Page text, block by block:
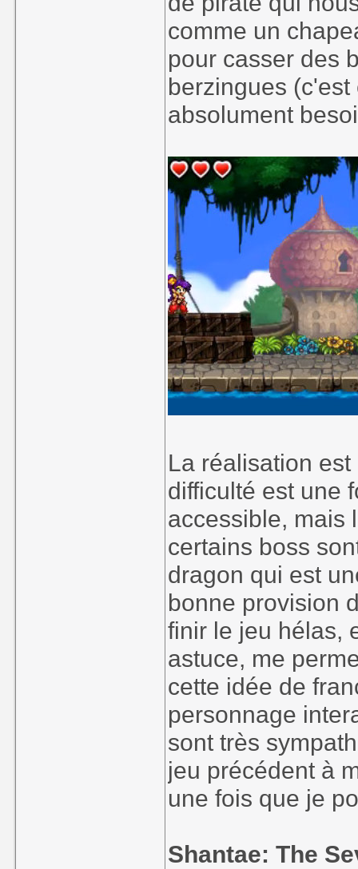
comme un
pour casser des
berzingues
absolument
La réalisation
difficulté est une
accessible, mais
certains boss
dragon qui est
bonne provision
finir le jeu hélas,
astuce, me
cette idée de
personnage
sont très
jeu précédent à
une fois que je
Shantae: The